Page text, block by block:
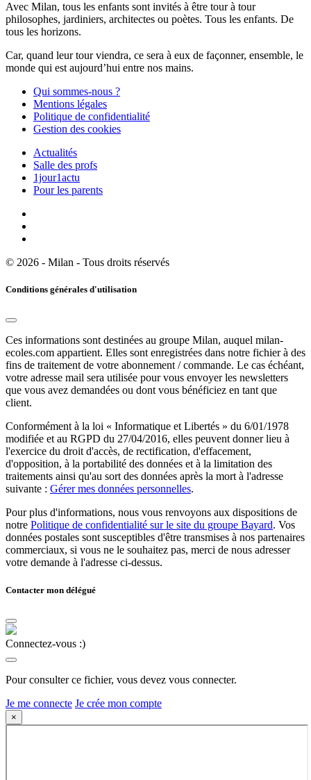
Avec Milan, tous les enfants sont invités à être tour à tour
philosophes, jardiniers, architectes ou poètes. Tous les enfants. De
tous les horizons.
Car, quand leur tour viendra, ce sera à eux de façonner, ensemble, le
monde qui est aujourd’hui entre nos mains.
Qui sommes-nous ?
Mentions légales
Politique de confidentialité
Gestion des cookies
Actualités
Salle des profs
1jour1actu
Pour les parents
© 2026 - Milan - Tous droits réservés
Conditions générales d'utilisation
Ces informations sont destinées au groupe Milan, auquel milan-
ecoles.com appartient. Elles sont enregistrées dans notre fichier à des
fins de traitement de votre abonnement / commande. Le cas échéant,
votre adresse mail sera utilisée pour vous envoyer les newsletters
que vous avez demandées ou dont vous bénéficiez en tant que
client.
Conformément à la loi « Informatique et Libertés » du 6/01/1978
modifiée et au RGPD du 27/04/2016, elles peuvent donner lieu à
l'exercice du droit d'accès, de rectification, d'effacement,
d'opposition, à la portabilité des données et à la limitation des
traitements ainsi qu'au sort des données après la mort à l'adresse
suivante : Gérer mes données personnelles.
Pour plus d'informations, nous vous renvoyons aux dispositions de
notre Politique de confidentialité sur le site du groupe Bayard. Vos
données postales sont susceptibles d'être transmises à nos partenaires
commerciaux, si vous ne le souhaitez pas, merci de nous adresser
votre demande à l'adresse ci-dessus.
Contacter mon délégué
Connectez-vous :)
Pour consulter ce fichier, vous devez vous connecter.
Je me connecte Je crée mon compte
×